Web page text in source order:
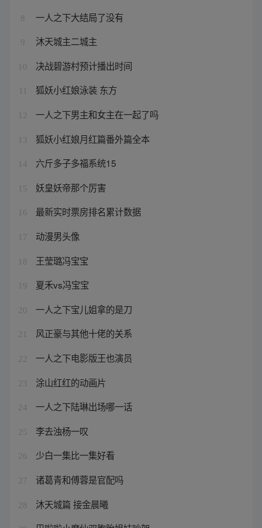
8 一人之下大结局了没有
9 沐天城主二城主
10 决战碧游村预计播出时间
狐妖小红娘泳装 东方
12 一人之下男主和女主在一起了吗
13 狐妖小红娘月红篇番外篇全本
14 六斤多子多福系统15
15 妖皇妖帝那个厉害
16 最新实时票房排名累计数据
17 动漫男头像
18 王莹璐冯宝宝
19 夏禾vs冯宝宝
20 一人之下宝儿姐拿的是刀
21 风正豪与其他十佬的关系
22 一人之下电影版王也演员
23 涂山红红的动画片
24 一人之下陆琳出场哪一话
25 李去浊杨一叹
26 少白一集比一集好看
27 诸葛青和傅蓉是官配吗
28 沐天城篇 接金晨曦